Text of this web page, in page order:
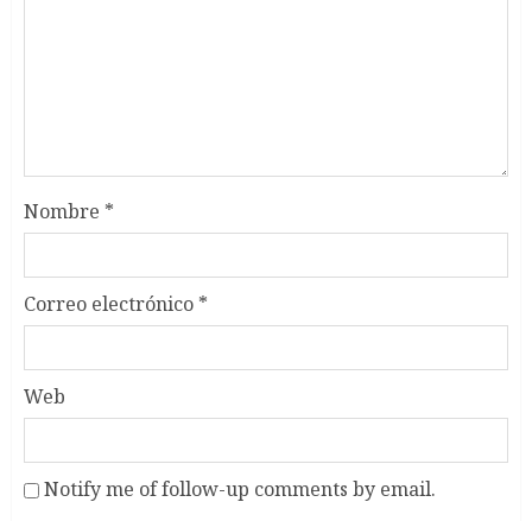
Nombre *
Correo electrónico *
Web
Notify me of follow-up comments by email.